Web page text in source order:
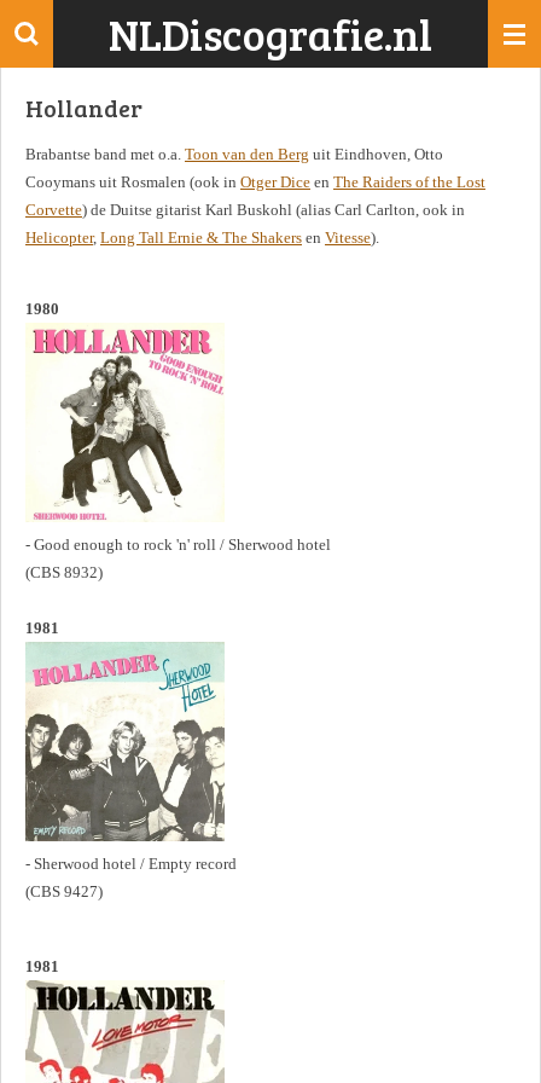
Ga
de
NLDiscografie.nl
Hollander
Brabantse band met o.a. Toon van den Berg uit Eindhoven, Otto
Cooymans uit Rosmalen (ook in Otger Dice en The Raiders of the Lost
Corvette) de Duitse gitarist Karl Buskohl (alias Carl Carlton, ook in
Helicopter, Long Tall Ernie & The Shakers en Vitesse).
1980
- Good enough to rock 'n' roll / Sherwood hotel
(CBS 8932)
1981
- Sherwood hotel / Empty record
(CBS 9427)
1981